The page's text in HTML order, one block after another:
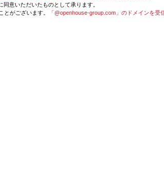
同意いただいたものとして承ります。
とがございます。
「@openhouse-group.com」のドメインを受